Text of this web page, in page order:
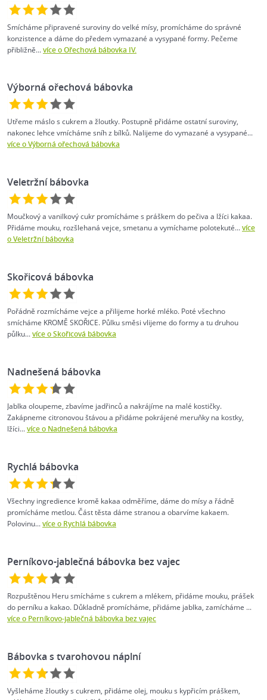
Smícháme připravené suroviny do velké mísy, promícháme do správné
konzistence a dáme do předem vymazané a vysypané formy. Pečeme
přibližně...více o Ořechová bábovka IV.
Výborná ořechová bábovka
Utřeme máslo s cukrem a žloutky. Postupně přidáme ostatní suroviny,
nakonec lehce vmícháme sníh z bílků. Nalijeme do vymazané a vysypané...
více o Výborná ořechová bábovka
Veletržní bábovka
Moučkový a vanilkový cukr promícháme s práškem do pečiva a lžíci kakaa.
Přidáme mouku, rozšlehaná vejce, smetanu a vymíchame polotekuté...více
o Veletržní bábovka
Skořicová bábovka
Pořádně rozmícháme vejce a přilijeme horké mléko. Poté všechno
smícháme KROMĚ SKOŘICE. Půlku směsi vlijeme do formy a tu druhou
půlku...více o Skořicová bábovka
Nadnešená bábovka
Jablka oloupeme, zbavíme jadřinců a nakrájíme na malé kostičky.
Zakápneme citronovou štávou a přidáme pokrájené meruňky na kostky,
lžíci...více o Nadnešená bábovka
Rychlá bábovka
Všechny ingredience kromě kakaa odměříme, dáme do mísy a řádně
promícháme metlou. Část těsta dáme stranou a obarvíme kakaem.
Polovinu...více o Rychlá bábovka
Perníkovo-jablečná bábovka bez vajec
Rozpuštěnou Heru smícháme s cukrem a mlékem, přidáme mouku, prášek
do perníku a kakao. Důkladně promícháme, přidáme jablka, zamícháme ...
více o Perníkovo-jablečná bábovka bez vajec
Bábovka s tvarohovou náplní
Vyšleháme žloutky s cukrem, přidáme olej, mouku s kypřicím práškem,